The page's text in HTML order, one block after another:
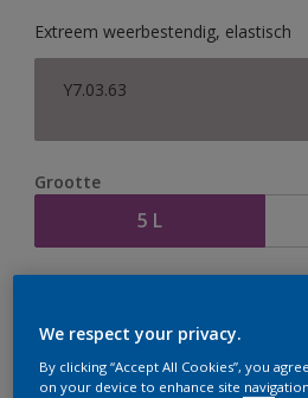
Extreem weerbestendig, elastisch
Y7.03.63
Grootte
5 L
We respect your privacy.
By clicking “Accept All Cookies”, you
on your device to enhance site